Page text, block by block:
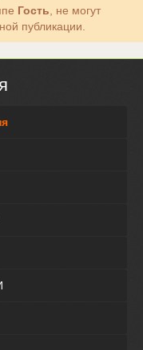
Гость , не могут
публикации.